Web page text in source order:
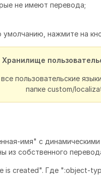
не имеют перевода;
нажмите на
Хранилище
пользовательские
папке custom/
имя" с
из собственного
created". Где ":object-